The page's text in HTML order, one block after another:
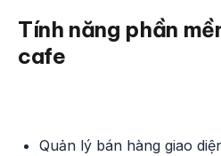
Tính năng phần
cafe
Quản lý bán hàng giao